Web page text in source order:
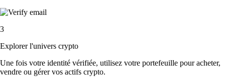
3
Explorer l'univers crypto
Une fois votre identité vérifiée, utilisez votre portefeuille pour acheter,
vendre ou gérer vos actifs crypto.